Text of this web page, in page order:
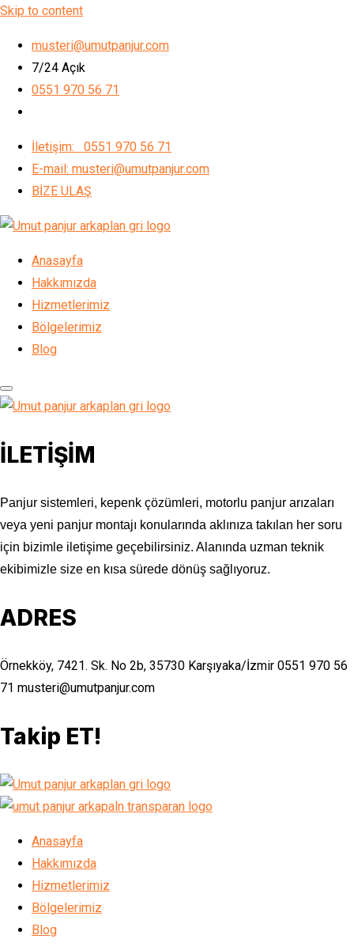
Skip to content
musteri@umutpanjur.com
7/24 Açık
0551 970 56 71
İletişim: 0551 970 56 71
E-mail: musteri@umutpanjur.com
BİZE ULAŞ
Anasayfa
Hakkımızda
Hizmetlerimiz
Bölgelerimiz
Blog
İLETİŞİM
Panjur sistemleri, kepenk çözümleri, motorlu panjur arızaları
veya yeni panjur montajı konularında aklınıza takılan her soru
için bizimle iletişime geçebilirsiniz. Alanında uzman teknik
ekibimizle size en kısa sürede dönüş sağlıyoruz.
ADRES
Örnekköy, 7421. Sk. No 2b, 35730 Karşıyaka/İzmir 0551 970 56
71 musteri@umutpanjur.com
Takip ET!
Anasayfa
Hakkımızda
Hizmetlerimiz
Bölgelerimiz
Blog